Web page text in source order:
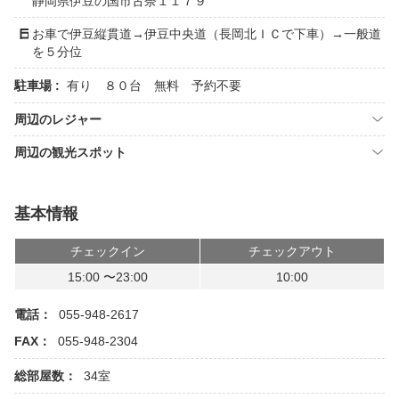
お車で伊豆縦貫道→伊豆中央道（長岡北ＩＣで下車）→一般道
を５分位
駐車場 : 有り ８０台 無料 予約不要
周辺のレジャー
周辺の観光スポット
基本情報
チェックイン
チェックアウト
15:00 〜23:00
10:00
電話：
055-948-2617
FAX：
055-948-2304
総部屋数： 34室